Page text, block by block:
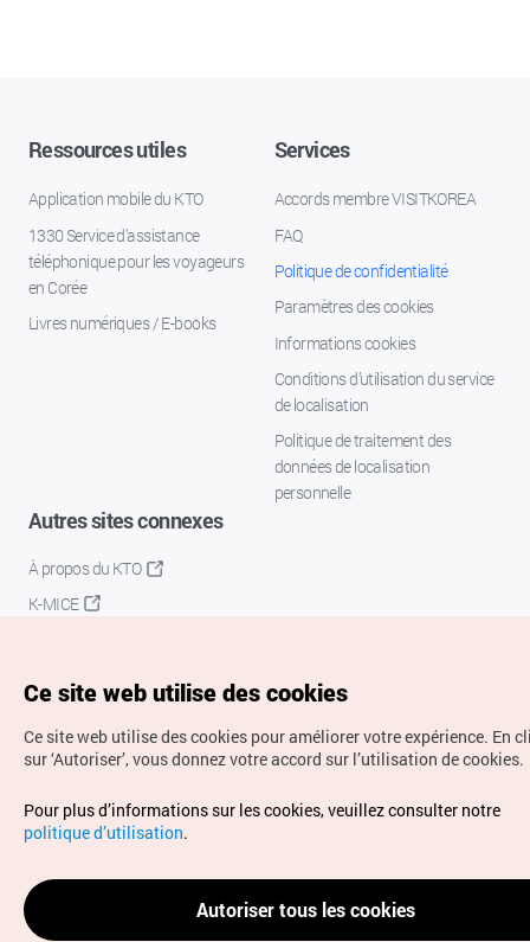
Ressources utiles
Application mobile du KTO
1330 Service d'assistance
téléphonique pour les voyageurs
en Corée
Livres numériques / E-books
Services
Accords membre VISITKOREA
FAQ
Politique de confidentialité
Paramètres des cookies
Informations cookies
Conditions d’utilisation du service
de localisation
Politique de traitement des
données de localisation
personnelle
Autres sites connexes
À propos du KTO
K-MICE
Droits d’auteur (c) Office National du Tourisme en Corée.
Tous droits réservés.
Pour les rapports d'erreurs et demandes de renseignements,
adressez vos demandes à
info.ontc@gmail.com
Ce site web utilise des cookies
Ce site web utilise des cookies pour améliorer votre expérience. En
sur ‘Autoriser’, vous donnez votre accord sur l’utilisation de cookies.
Pour plus d’informations sur les cookies, veuillez consulter notre
politique d’utilisation.
Autoriser tous les cookies